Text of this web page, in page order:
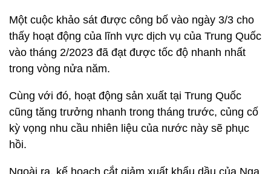
Một cuộc khảo sát được công bố vào ngày 3/3 cho
thấy hoạt động của lĩnh vực dịch vụ của Trung Quốc
vào tháng 2/2023 đã đạt được tốc độ nhanh nhất
trong vòng nửa năm.
Cùng với đó, hoạt động sản xuất tại Trung Quốc
cũng tăng trưởng nhanh trong tháng trước, củng cố
kỳ vọng nhu cầu nhiên liệu của nước này sẽ phục
hồi.